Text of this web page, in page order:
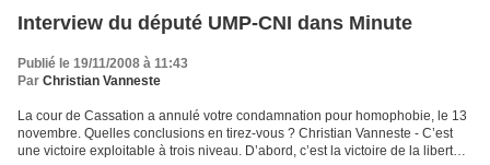
Interview du député UMP-CNI dans Minute
Publié le 19/11/2008 à 11:43
Par Christian Vanneste
La cour de Cassation a annulé votre condamnation pour homophobie, le 13
novembre. Quelles conclusions en tirez-vous ? Christian Vanneste - C’est
une victoire exploitable à trois niveau. D’abord, c’est la victoire de la liberté